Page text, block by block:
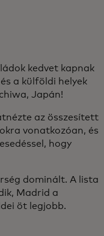
kedvet kapnak
a külföldi helyek
Japán!
az összesített
vonatkozóan, és
hogy
dominált. A lista
Madrid a
öt legjobb.